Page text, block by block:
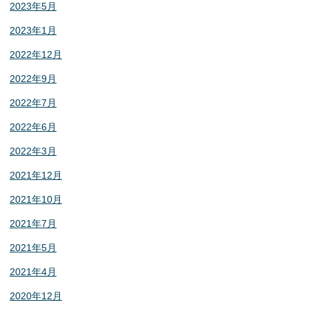
2023年5月
2023年1月
2022年12月
2022年9月
2022年7月
2022年6月
2022年3月
2021年12月
2021年10月
2021年7月
2021年5月
2021年4月
2020年12月